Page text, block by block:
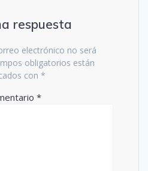
respuesta
electrónico no será
obligatorios están
con *
*